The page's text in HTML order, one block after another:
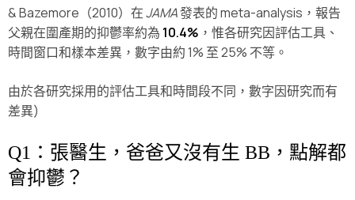
& Bazemore（2010）在JAMA發表的 meta-analysis，報告
父親在圍產期的抑鬱率約為 10.4% ，惟各研究因評估工具、
時間窗口和樣本差異，數字由約 1% 至 25% 不等。
由於各研究採用的評估工具和時間段不同，數字因研究而有
差異)
Q1：張醫生，爸爸又沒有生 BB，點解都
會抑鬱？